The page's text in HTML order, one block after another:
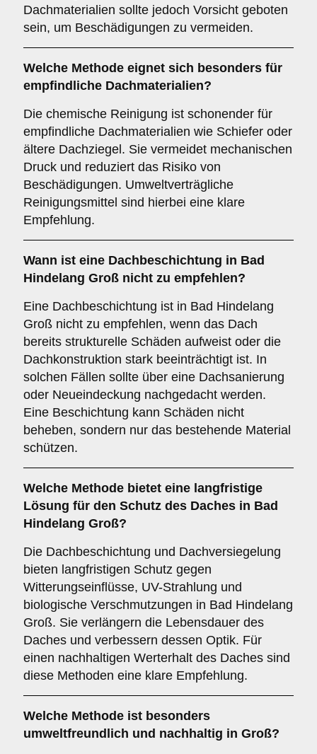
Dachmaterialien sollte jedoch Vorsicht geboten
sein, um Beschädigungen zu vermeiden.
Welche Methode eignet sich besonders für
empfindliche Dachmaterialien?
Die chemische Reinigung ist schonender für
empfindliche Dachmaterialien wie Schiefer oder
ältere Dachziegel. Sie vermeidet mechanischen
Druck und reduziert das Risiko von
Beschädigungen. Umweltverträgliche
Reinigungsmittel sind hierbei eine klare
Empfehlung.
Wann ist eine Dachbeschichtung in Bad
Hindelang Groß nicht zu empfehlen?
Eine Dachbeschichtung ist in Bad Hindelang
Groß nicht zu empfehlen, wenn das Dach
bereits strukturelle Schäden aufweist oder die
Dachkonstruktion stark beeinträchtigt ist. In
solchen Fällen sollte über eine Dachsanierung
oder Neueindeckung nachgedacht werden.
Eine Beschichtung kann Schäden nicht
beheben, sondern nur das bestehende Material
schützen.
Welche Methode bietet eine langfristige
Lösung für den Schutz des Daches in Bad
Hindelang Groß?
Die Dachbeschichtung und Dachversiegelung
bieten langfristigen Schutz gegen
Witterungseinflüsse, UV-Strahlung und
biologische Verschmutzungen in Bad Hindelang
Groß. Sie verlängern die Lebensdauer des
Daches und verbessern dessen Optik. Für
einen nachhaltigen Werterhalt des Daches sind
diese Methoden eine klare Empfehlung.
Welche Methode ist besonders
umweltfreundlich und nachhaltig in Groß?